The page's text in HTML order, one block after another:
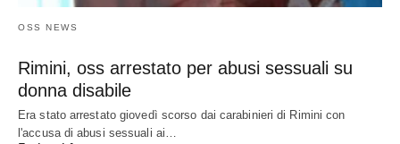
OSS NEWS
Rimini, oss arrestato per abusi sessuali su
donna disabile
Era stato arrestato giovedì scorso dai carabinieri di Rimini con
l'accusa di abusi sessuali ai…